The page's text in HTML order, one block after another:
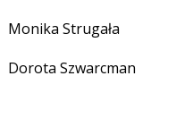
Monika Strugała
Dorota Szwarcman